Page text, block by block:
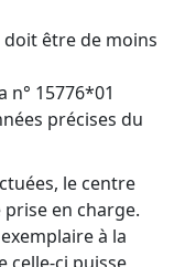
être de moins
15776*01
précises du
le centre
en charge.
à la